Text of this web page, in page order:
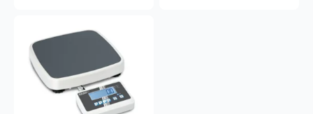
produkt
má
viacero
variantov.